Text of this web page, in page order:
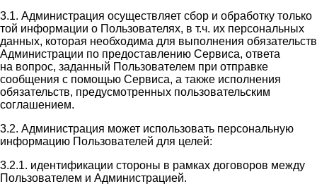
3.1. Администрация осуществляет сбор и обработку только
той информации о Пользователях, в т.ч. их персональных
данных, которая необходима для выполнения обязательств
Администрации по предоставлению Сервиса, ответа
на вопрос, заданный Пользователем при отправке
сообщения с помощью Сервиса, а также исполнения
обязательств, предусмотренных пользовательским
соглашением.
3.2. Администрация может использовать персональную
информацию Пользователей для целей:
3.2.1. идентификации стороны в рамках договоров между
Пользователем и Администрацией.